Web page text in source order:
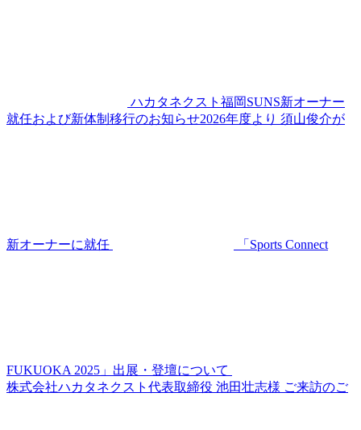
ハカタネクスト福岡SUNS新オーナー
就任および新体制移行のお知らせ2026年度より 須山俊介が
新オーナーに就任 「Sports Connect
FUKUOKA 2025」出展・登壇について
株式会社ハカタネクスト代表取締役 池田壮志様 ご来訪のご